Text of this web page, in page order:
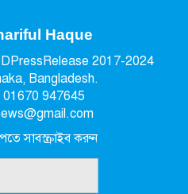
Haque
2017-2024
Bangladesh.
01670 947645
সাবস্ক্রাইব করুন